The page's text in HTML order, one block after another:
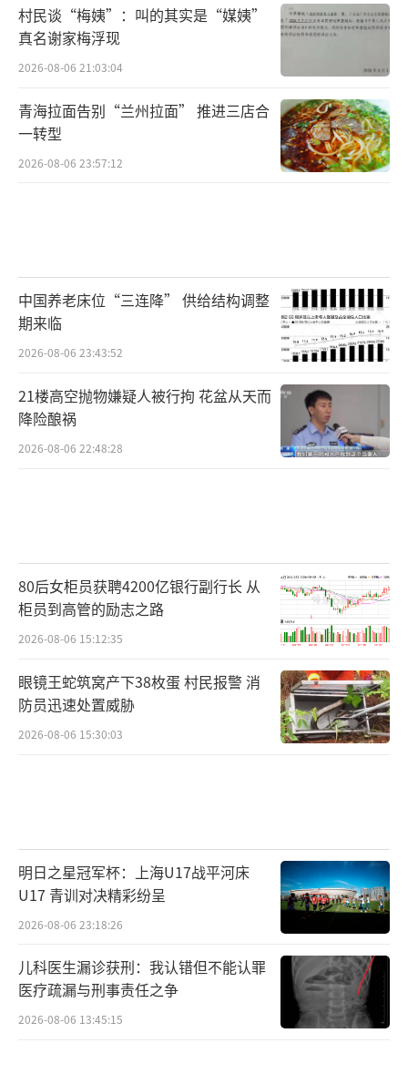
村民谈“梅姨”：叫的其实是“媒姨”
真名谢家梅浮现
2026-08-06 21:03:04
青海拉面告别“兰州拉面” 推进三店合
一转型
2026-08-06 23:57:12
中国养老床位“三连降” 供给结构调整
期来临
2026-08-06 23:43:52
21楼高空抛物嫌疑人被行拘 花盆从天而
降险酿祸
2026-08-06 22:48:28
80后女柜员获聘4200亿银行副行长 从
柜员到高管的励志之路
2026-08-06 15:12:35
眼镜王蛇筑窝产下38枚蛋 村民报警 消
防员迅速处置威胁
2026-08-06 15:30:03
明日之星冠军杯：上海U17战平河床
U17 青训对决精彩纷呈
2026-08-06 23:18:26
儿科医生漏诊获刑：我认错但不能认罪
医疗疏漏与刑事责任之争
2026-08-06 13:45:15